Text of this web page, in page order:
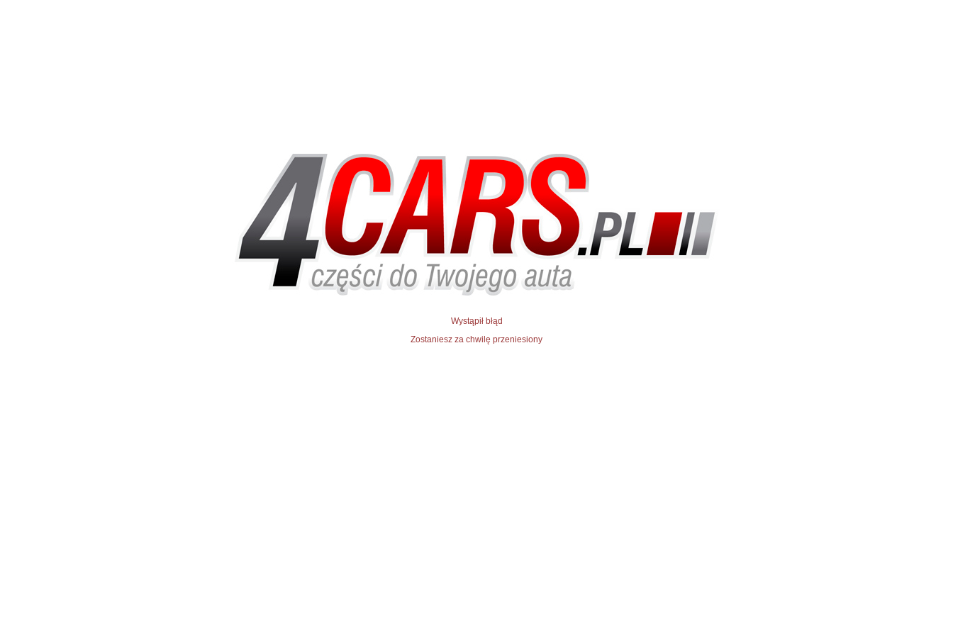
Wystąpił błąd
Zostaniesz za chwilę przeniesiony